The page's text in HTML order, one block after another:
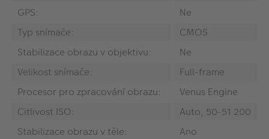
GPS:
Ne
Typ snímače:
CMOS
Stabilizace obrazu v objektivu:
Ne
Velikost snímače:
Full-frame
Procesor pro zpracování obrazu:
Venus Engine
Citlivost ISO:
Auto, 50-51 200
Stabilizace obrazu v těle:
Ano